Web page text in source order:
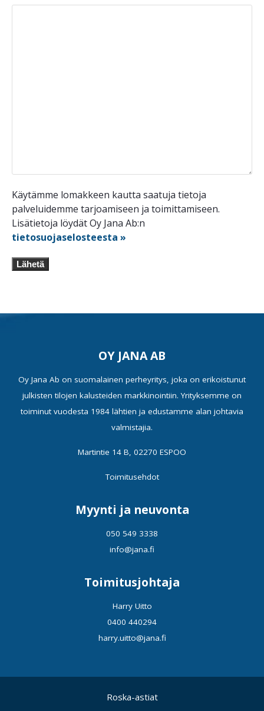
Käytämme lomakkeen kautta saatuja tietoja
palveluidemme tarjoamiseen ja toimittamiseen.
Lisätietoja löydät Oy Jana Ab:n
tietosuojaselosteesta »
Lähetä
OY JANA AB
Oy Jana Ab on suomalainen perheyritys, joka on erikoistunut
julkisten tilojen kalusteiden markkinointiin. Yrityksemme on
toiminut vuodesta 1984 lähtien ja edustamme alan johtavia
valmistajia.
Martintie 14 B, 02270 ESPOO
Toimitusehdot
Myynti ja neuvonta
050 549 3338
info@jana.fi
Toimitusjohtaja
Harry Uitto
0400 440294
harry.uitto@jana.fi
Roska-astiat